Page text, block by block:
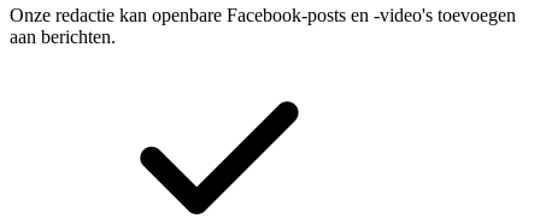
Onze redactie kan openbare Facebook-posts en -video's toevoegen
aan berichten.